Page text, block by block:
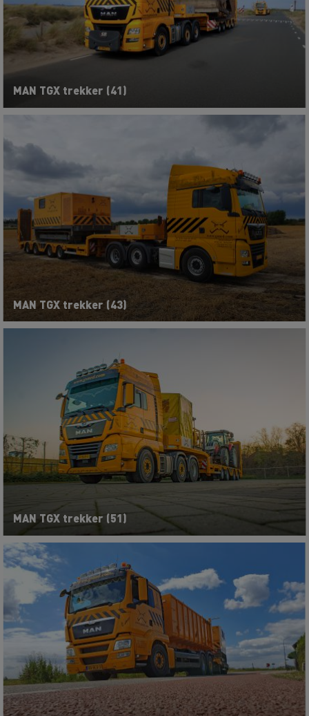
MAN TGX trekker (41)
MAN TGX trekker (43)
MAN TGX trekker (51)